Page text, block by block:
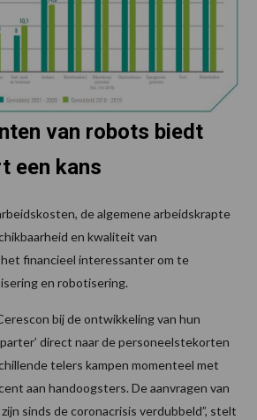
van robots biedt
een kans
de algemene arbeidskrapte
en kwaliteit van
financieel interessanter om te
en robotisering.
bij de ontwikkeling van hun
direct naar de personeelstekorten
telers kampen momenteel met
aan handoogsters. De aanvragen van
sinds de coronacrisis verdubbeld”, stelt